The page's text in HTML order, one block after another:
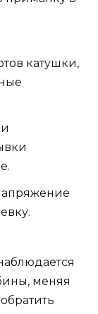
катушки,
меняя